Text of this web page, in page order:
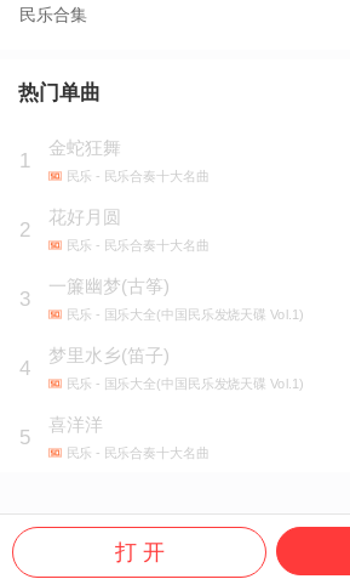
民乐合集
热门单曲
1
金蛇狂舞
民乐 - 民乐合奏十大名曲
2
花好月圆
民乐 - 民乐合奏十大名曲
3
一簾幽梦(古筝)
民乐 - 国乐大全(中国民乐发烧天碟 Vol.1)
4
梦里水乡(笛子)
民乐 - 国乐大全(中国民乐发烧天碟 Vol.1)
5
喜洋洋
民乐 - 民乐合奏十大名曲
打 开